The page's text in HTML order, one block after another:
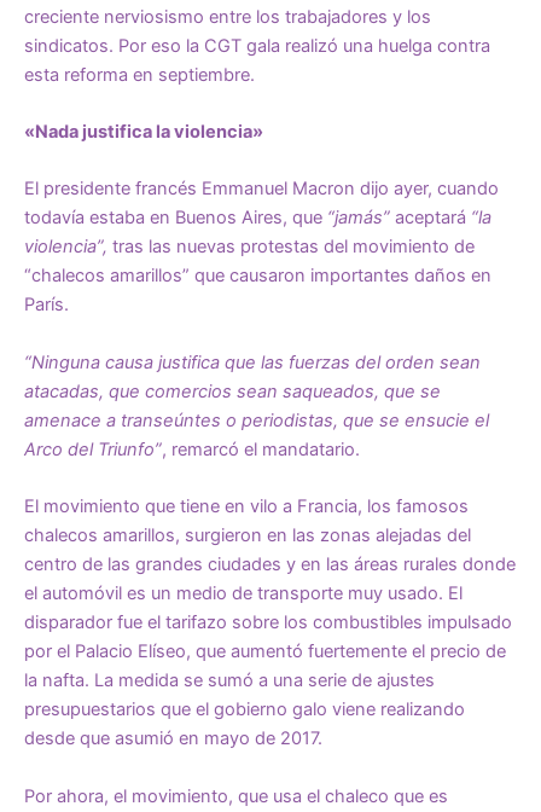
creciente nerviosismo entre los trabajadores y los
sindicatos. Por eso la CGT gala realizó una huelga contra
esta reforma en septiembre.
«Nada justifica la violencia»
El presidente francés Emmanuel Macron dijo ayer, cuando
todavía estaba en Buenos Aires, que “jamás” aceptará “la
violencia”, tras las nuevas protestas del movimiento de
“chalecos amarillos” que causaron importantes daños en
París.
“Ninguna causa justifica que las fuerzas del orden sean
atacadas, que comercios sean saqueados, que se
amenace a transeúntes o periodistas, que se ensucie el
Arco del Triunfo”, remarcó el mandatario.
El movimiento que tiene en vilo a Francia, los famosos
chalecos amarillos, surgieron en las zonas alejadas del
centro de las grandes ciudades y en las áreas rurales donde
el automóvil es un medio de transporte muy usado. El
disparador fue el tarifazo sobre los combustibles impulsado
por el Palacio Elíseo, que aumentó fuertemente el precio de
la nafta. La medida se sumó a una serie de ajustes
presupuestarios que el gobierno galo viene realizando
desde que asumió en mayo de 2017.
Por ahora, el movimiento, que usa el chaleco que es